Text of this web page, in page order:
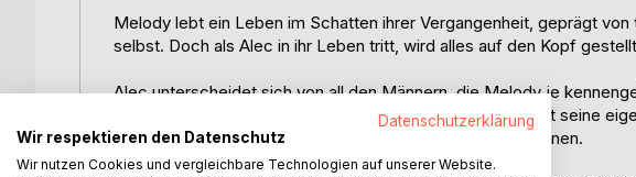
Melody lebt ein Leben im Schatten ihrer Vergangenheit, geprägt
selbst. Doch als Alec in ihr Leben tritt, wird alles auf den Kopf
Alec unterscheidet sich von all den Männern, die Melody je
liebevollen Gesten öffnet er ihr Herz. Doch auch Alec trägt seine
dazu führen, dass sie sich nicht aufeinander einlassen können.
Datenschutzerklärung
Wir respektieren den Datenschutz
Wir nutzen Cookies und vergleichbare Technologien auf unserer Website.